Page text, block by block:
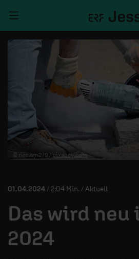
TALKWERK
REPORTAGE
RADIO
DEINE APP
MITMACHEN
ÜBER UNS
© neelam279 / pixabay.com
01.04.2024 / 2:04 Min. / Aktuell
Das wird
2024